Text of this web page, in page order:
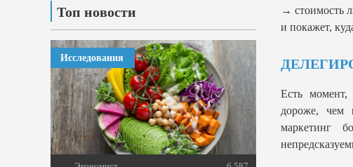
Топ новости
Исследования
→ стоимость
и покажет,
Есть момент,
дороже, чем
маркетинг